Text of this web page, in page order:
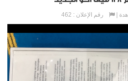
رقم الإعلان : 462